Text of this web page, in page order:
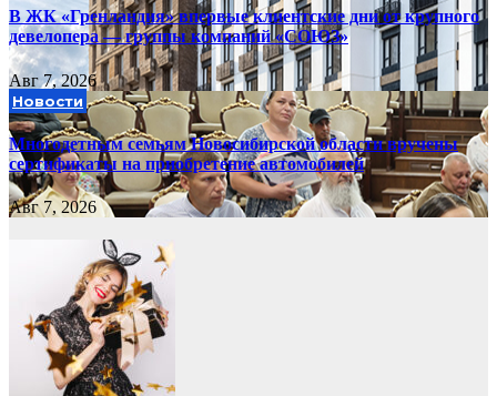
В ЖК «Гренландия» впервые клиентские дни от крупного
девелопера — группы компаний «СОЮЗ»
Авг 7, 2026
Новости
Многодетным семьям Новосибирской области вручены
сертификаты на приобретение автомобилей
Авг 7, 2026